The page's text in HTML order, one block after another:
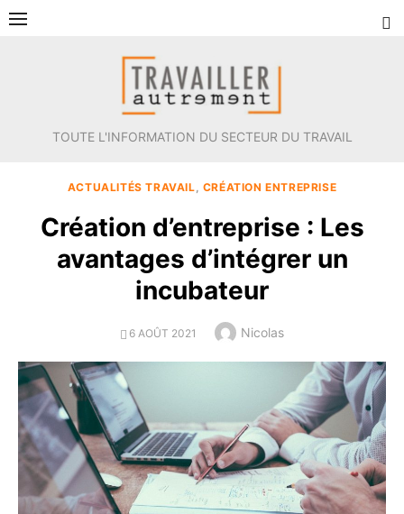
Aller
TOUTE L'INFORMATION DU SECTEUR DU TRAVAIL
ACTUALITÉS TRAVAIL CRÉATION ENTREPRISE
Création d’entreprise : Les
avantages d’intégrer un
incubateur
POSTED
6 AOÛT 2021 Author
Nicolas